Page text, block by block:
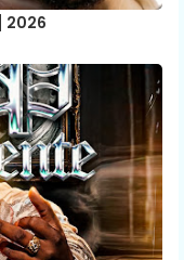
2026